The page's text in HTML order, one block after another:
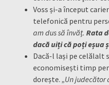
Voss și-a început
telefonică pentru
am dus să învăț. Rata
dacă uiți că poți eșua
Dacă-l lași pe celălalt
economisești timp
dorește. „Un judecător